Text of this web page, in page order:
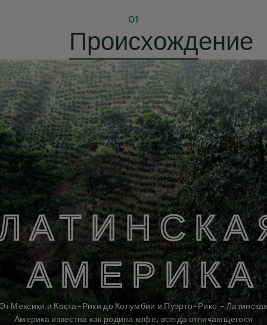
01
Происхождение
АМЕРИКА
Мексики и Коста-Рики до Колумбии и Пуэрто-Рико –
Америка известна как родина кофе, всегда отличающегося
МЯГКИЙ ВКУС С НОТКАМИ
КАКАО-БОБОВ
Благодаря самой светлой обжарке кофе Starbucks Blonde ®
Roast обладает более нежным и изысканным вкусом.
Узнать о видах обжарки